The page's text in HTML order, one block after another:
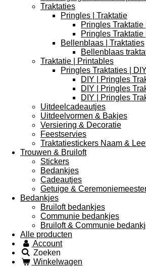
Traktaties
Pringles | Traktatie
Pringles Traktatie
Pringles
Bellenblaas | Traktaties
Bellenblaas
Traktatie | Printables
Pringles Traktaties | DIY
DIY | Pringles
DIY | Pringles
DIY | Pringles
Uitdeelcadeautjes
Uitdeelvormen & Bakjes
Versiering & Decoratie
Feestservies
Traktatiestickers Naam &
Trouwen & Bruiloft
Stickers
Bedankjes
Cadeautjes
Getuige &
Bedankjes
Bruiloft bedankjes
Communie bedankjes
Bruiloft & Communie
Alle producten
Account
Zoeken
Winkelwagen